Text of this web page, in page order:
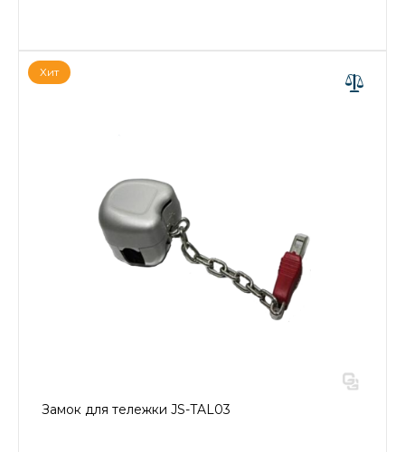
Хит
Замок для тележки JS-TAL03